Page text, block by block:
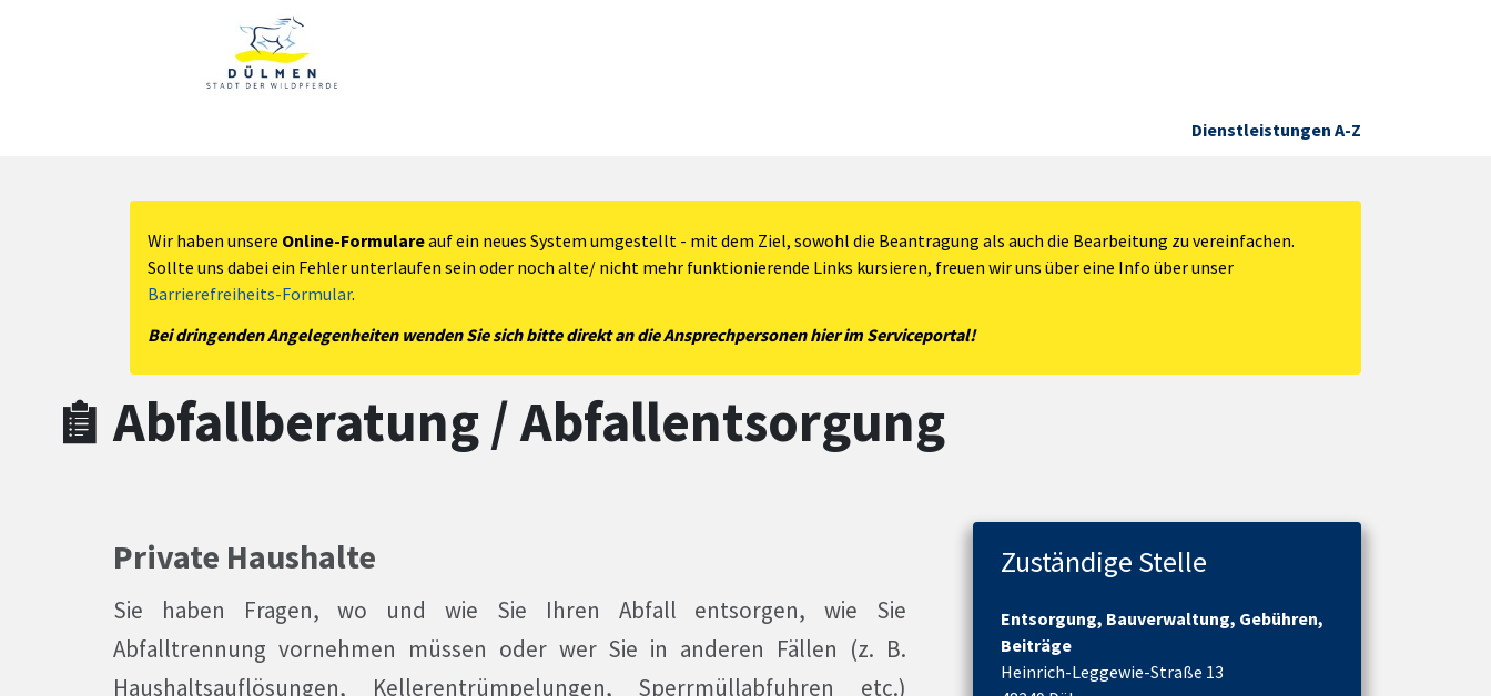
Zum Hauptinhalt
Dienstleistungen A-Z
Wir haben unsere Online-Formulareauf ein neues System umgestellt - mit dem Ziel, sowohl die Beantragung als auch die Bearbeitung zu vereinfachen.
Sollte uns dabei ein Fehler unterlaufen sein oder noch alte/ nicht mehr funktionierende Links kursieren, freuen wir uns über eine Info über unser
Barrierefreiheits-Formular.
Bei dringenden Angelegenheiten wenden Sie sich bitte direkt an die Ansprechpersonen hier im Serviceportal!
Abfallberatung / Abfallentsorgung
Private Haushalte
Sie haben Fragen, wo und wie Sie Ihren Abfall entsorgen, wie Sie
Abfalltrennung vornehmen müssen oder wer Sie in anderen Fällen (z. B.
Haushaltsauflösungen, Kellerentrümpelungen, Sperrmüllabfuhren etc.)
Zuständige Stelle
Entsorgung, Bauverwaltung, Gebühren,
Beiträge
Heinrich-Leggewie-Straße 13